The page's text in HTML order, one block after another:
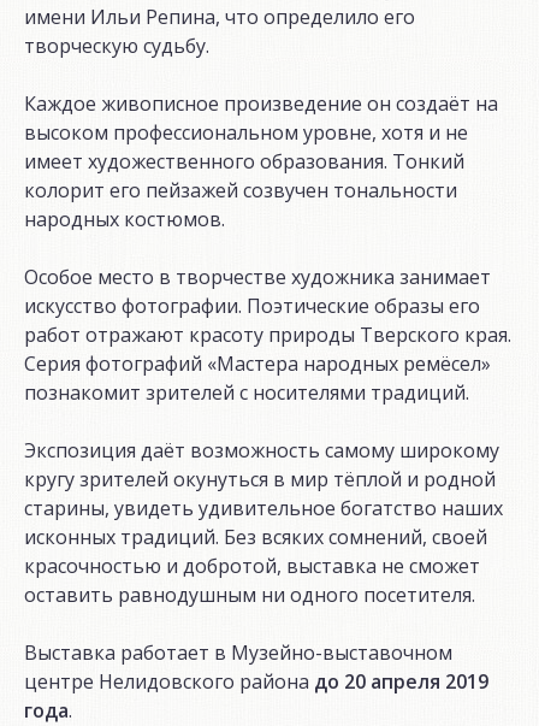
имени Ильи Репина, что определило его
творческую судьбу.
Каждое живописное произведение он создаёт на
высоком профессиональном уровне, хотя и не
имеет художественного образования. Тонкий
колорит его пейзажей созвучен тональности
народных костюмов.
Особое место в творчестве художника занимает
искусство фотографии. Поэтические образы его
работ отражают красоту природы Тверского края.
Серия фотографий «Мастера народных ремёсел»
познакомит зрителей с носителями традиций.
Экспозиция даёт возможность самому широкому
кругу зрителей окунуться в мир тёплой и родной
старины, увидеть удивительное богатство наших
исконных традиций. Без всяких сомнений, своей
красочностью и добротой, выставка не сможет
оставить равнодушным ни одного посетителя.
Выставка работает в Музейно-выставочном
центре Нелидовского района до 20 апреля 2019
года.